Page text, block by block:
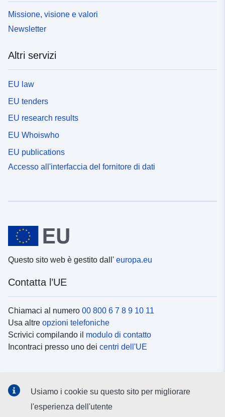
Missione, visione e valori
Newsletter
Altri servizi
EU law
EU tenders
EU research results
EU Whoiswho
EU publications
Accesso all'interfaccia del fornitore di dati
Questo sito web è gestito dall' europa.eu
Contatta l’UE
Chiamaci al numero 00 800 6 7 8 9 10 11
Usa altre opzioni telefoniche
Scrivici compilando il modulo di contatto
Incontraci presso uno dei centri dell'UE
Cerca icanali social
Usiamo i cookie su questo sito per migliorare
l'esperienza dell'utente